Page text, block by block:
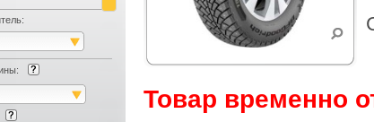
Товар временно